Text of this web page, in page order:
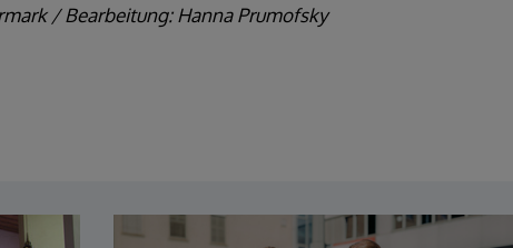
/ Bearbeitung: Hanna Prumofsky